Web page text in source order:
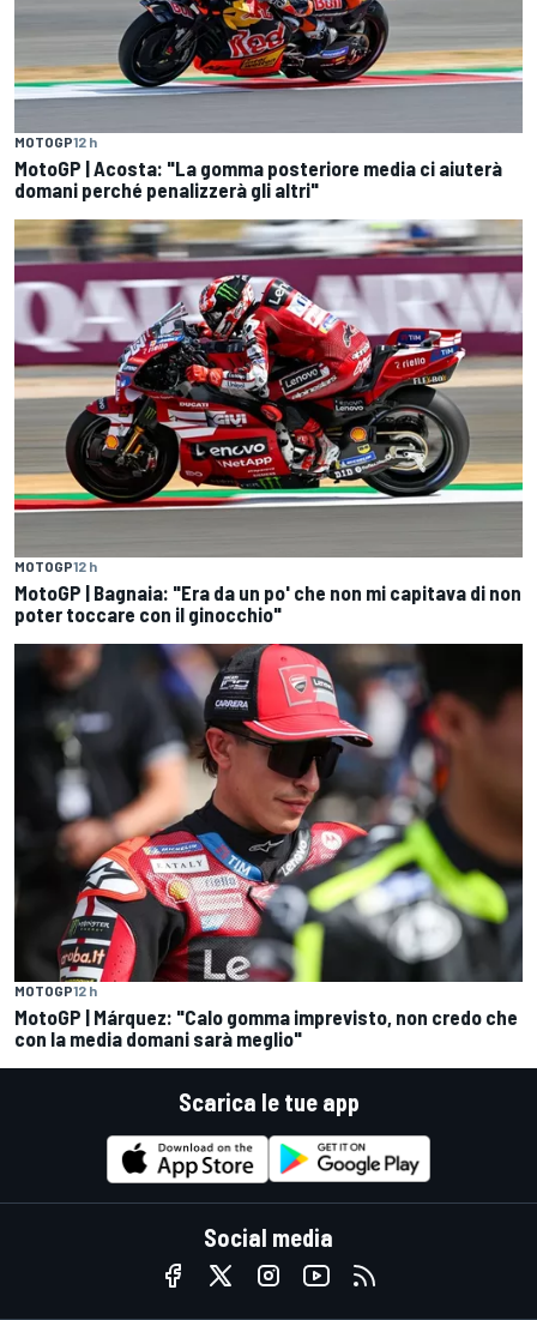
MOTOGP12 h
MotoGP | Acosta: "La gomma posteriore media ci aiuterà
domani perché penalizzerà gli altri"
MOTOGP12 h
MotoGP | Bagnaia: "Era da un po' che non mi capitava di non
poter toccare con il ginocchio"
MOTOGP12 h
MotoGP | Márquez: "Calo gomma imprevisto, non credo che
con la media domani sarà meglio"
Scarica le tue app
Social media